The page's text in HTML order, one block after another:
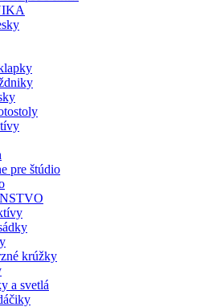
pre štúdio
krúžky
a svetlá